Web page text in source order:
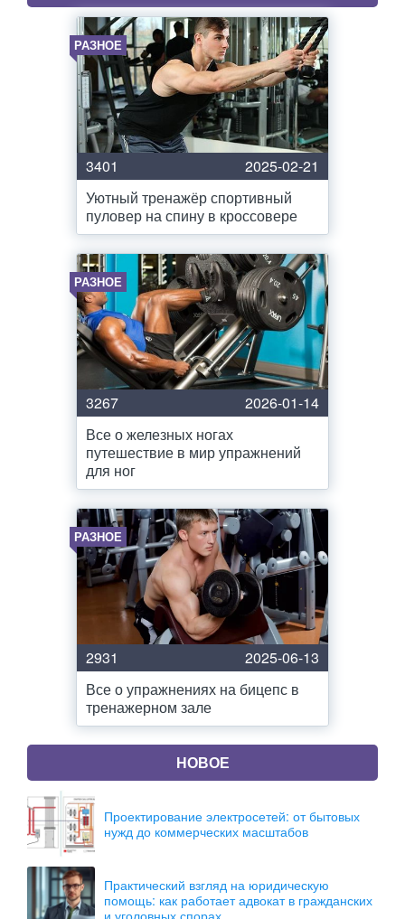
РАЗНОЕ
3401
2025-02-21
Уютный тренажёр спортивный
пуловер на спину в кроссовере
РАЗНОЕ
3267
2026-01-14
Все о железных ногах
путешествие в мир упражнений
для ног
РАЗНОЕ
2931
2025-06-13
Все о упражнениях на бицепс в
тренажерном зале
НОВОЕ
Проектирование электросетей: от бытовых
нужд до коммерческих масштабов
Практический взгляд на юридическую
помощь: как работает адвокат в гражданских
и уголовных спорах